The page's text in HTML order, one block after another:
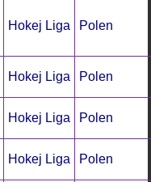
Hokej Liga Polen
Hokej Liga Polen
Hokej Liga Polen
Hokej Liga Polen